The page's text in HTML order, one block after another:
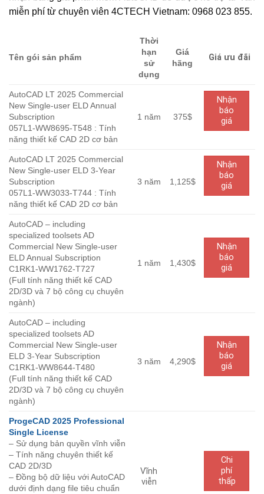
miễn phí từ chuyên viên 4CTECH Vietnam: 0968 023 855.
Tên gói sản phẩm
Thời
hạn
sử
dụng
Giá
hãng
Giá ưu đãi
AutoCAD LT 2025 Commercial
New Single-user ELD Annual
Subscription
057L1-WW8695-T548 : Tính
năng thiết kế CAD 2D cơ bản
1 năm 375$
Nhận
báo
giá
AutoCAD LT 2025 Commercial
New Single-user ELD 3-Year
Subscription
057L1-WW3033-T744 : Tính
năng thiết kế CAD 2D cơ bản
3 năm 1,125$
Nhận
báo
giá
AutoCAD – including
specialized toolsets AD
Commercial New Single-user
ELD Annual Subscription
C1RK1-WW1762-T727
(Full tính năng thiết kế CAD
2D/3D và 7 bộ công cụ chuyên
ngành)
1 năm 1,430$
Nhận
báo
giá
AutoCAD – including
specialized toolsets AD
Commercial New Single-user
ELD 3-Year Subscription
C1RK1-WW8644-T480
(Full tính năng thiết kế CAD
2D/3D và 7 bộ công cụ chuyên
ngành)
3 năm 4,290$
Nhận
báo
giá
ProgeCAD 2025 Professional
Single License
– Sử dụng bản quyền vĩnh viễn
– Tính năng chuyên thiết kế
CAD 2D/3D
– Đồng bộ dữ liệu với AutoCAD
dưới định dạng file tiêu chuẩn
Vĩnh
viễn
Chi
phí
thấp